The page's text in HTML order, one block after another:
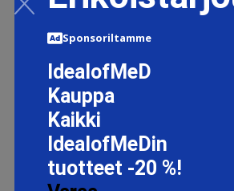
Sponsoriltamme
IdealofMeD
Kauppa
Kaikki
IdealofMeDin
tuotteet -20 %!